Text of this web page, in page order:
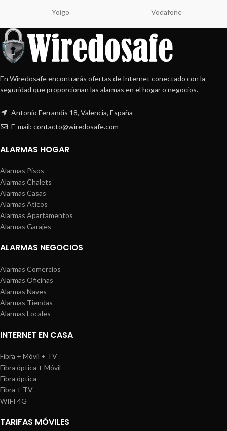
Yoigo Vodafone
En Wiredosafe encontrarás ofertas de Internet conectado con la
seguridad que proporcionan las alarmas en el hogar o negocios.
Antonio Ferrandis 18, Valencia, España
E-mail: contacto@wiredosafe.com
ALARMAS HOGAR
Alarmas Pisos
Alarmas Chalets
Alarmas Casas
Alarmas Áticos
Alarmas Apartamentos
Alarmas Garajes
ALARMAS NEGOCIOS
Alarmas Comercios
Alarmas Oficinas
Alarmas Naves
Alarmas Tiendas
Alarmas Locales
INTERNET EN CASA
Fibra + Móvil + TV
Fibra óptica + Móvil
Fibra óptica
Fibra + TV
WIFI 4G
TARIFAS MÓVILES